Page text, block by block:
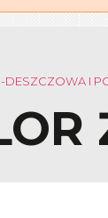
DESZCZOWA I